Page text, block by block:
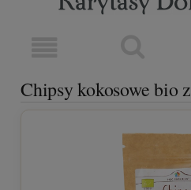
Chipsy kokosowe bio